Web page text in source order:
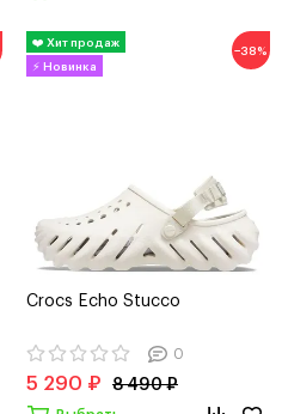
−38%
Crocs Echo Stucco
0
5 290 ₽ 8 490 ₽